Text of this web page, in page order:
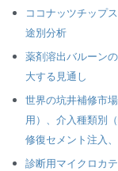
ココナッツチップ
途別分析
薬剤溶出バルーン
大する見通し
世界の坑井補修市
用）、介入種類別
修復セメント注入
診断用マイクロカ